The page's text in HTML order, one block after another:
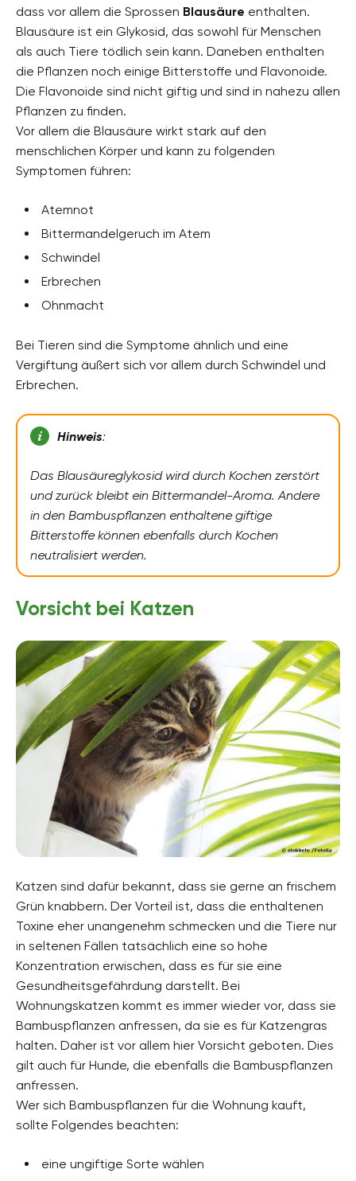
dass vor allem die Sprossen Blausäure enthalten.
Blausäure ist ein Glykosid, das sowohl für Menschen
als auch Tiere tödlich sein kann. Daneben enthalten
die Pflanzen noch einige Bitterstoffe und Flavonoide.
Die Flavonoide sind nicht giftig und sind in nahezu allen
Pflanzen zu finden.
Vor allem die Blausäure wirkt stark auf den
menschlichen Körper und kann zu folgenden
Symptomen führen:
Atemnot
Bittermandelgeruch im Atem
Schwindel
Erbrechen
Ohnmacht
Bei Tieren sind die Symptome ähnlich und eine
Vergiftung äußert sich vor allem durch Schwindel und
Erbrechen.
Hinweis:
Das Blausäureglykosid wird durch Kochen zerstört
und zurück bleibt ein Bittermandel-Aroma. Andere
in den Bambuspflanzen enthaltene giftige
Bitterstoffe können ebenfalls durch Kochen
neutralisiert werden.
Vorsicht bei Katzen
Katzen sind dafür bekannt, dass sie gerne an frischem
Grün knabbern. Der Vorteil ist, dass die enthaltenen
Toxine eher unangenehm schmecken und die Tiere nur
in seltenen Fällen tatsächlich eine so hohe
Konzentration erwischen, dass es für sie eine
Gesundheitsgefährdung darstellt. Bei
Wohnungskatzen kommt es immer wieder vor, dass sie
Bambuspflanzen anfressen, da sie es für Katzengras
halten. Daher ist vor allem hier Vorsicht geboten. Dies
gilt auch für Hunde, die ebenfalls die Bambuspflanzen
anfressen.
Wer sich Bambuspflanzen für die Wohnung kauft,
sollte Folgendes beachten:
eine ungiftige Sorte wählen